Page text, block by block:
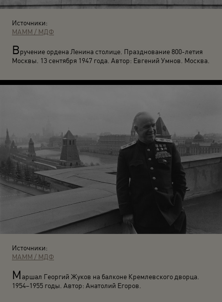
Источники:
МАММ / МДФ
Вручение ордена Ленина столице. Празднование 800-летия
Москвы. 13 сентября 1947 года. Автор: Евгений Умнов. Москва.
Источники:
МАММ / МДФ
М аршал Георгий Жуков на балконе Кремлевского дворца.
1954–1955 годы. Автор: Анатолий Егоров.